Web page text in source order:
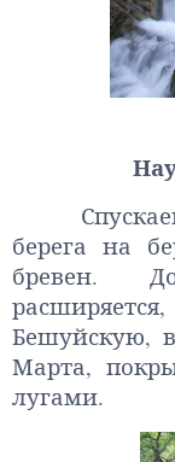
берега на
бревен.
Бешуйскую,
Марта,
лугами.